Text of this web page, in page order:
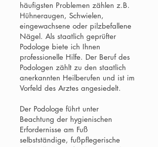
häufigsten Problemen zählen z.B.
Hühneraugen, Schwielen,
eingewachsene oder pilzbefallene
Nägel. Als staatlich geprüfter
Podologe biete ich Ihnen
professionelle Hilfe. Der Beruf des
Podologen zählt zu den staatlich
anerkannten Heilberufen und ist im
Vorfeld des Arztes angesiedelt.
Der Podologe führt unter
Beachtung der hygienischen
Erfordernisse am Fuß
selbstständige, fußpflegerische